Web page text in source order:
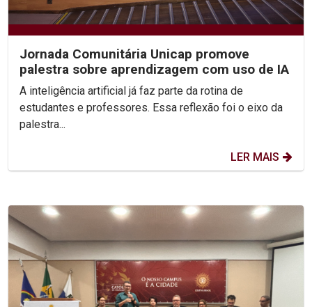
Jornada Comunitária Unicap promove
palestra sobre aprendizagem com uso de IA
A inteligência artificial já faz parte da rotina de
estudantes e professores. Essa reflexão foi o eixo da
palestra...
LER MAIS